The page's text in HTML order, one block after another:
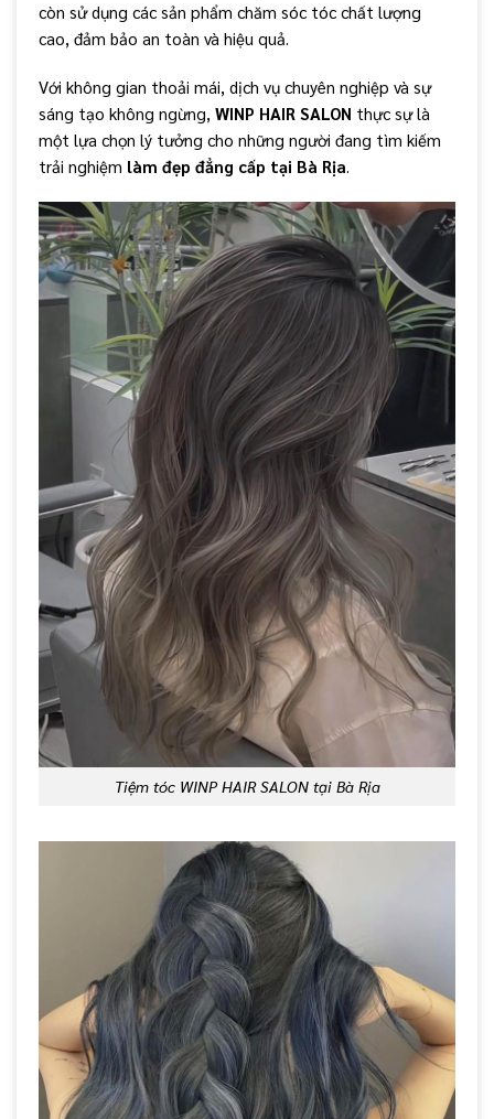
còn sử dụng các sản phẩm chăm sóc tóc chất lượng
cao, đảm bảo an toàn và hiệu quả.
Với không gian thoải mái, dịch vụ chuyên nghiệp và sự
sáng tạo không ngừng, WINP HAIR SALON thực sự là
một lựa chọn lý tưởng cho những người đang tìm kiếm
trải nghiệm làm đẹp đẳng cấp tại Bà Rịa.
Tiệm tóc WINP HAIR SALON tại Bà Rịa